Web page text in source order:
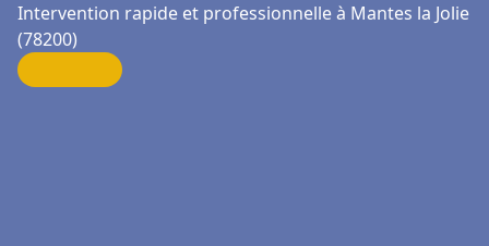
Intervention rapide et professionnelle à Mantes la Jolie
(78200)